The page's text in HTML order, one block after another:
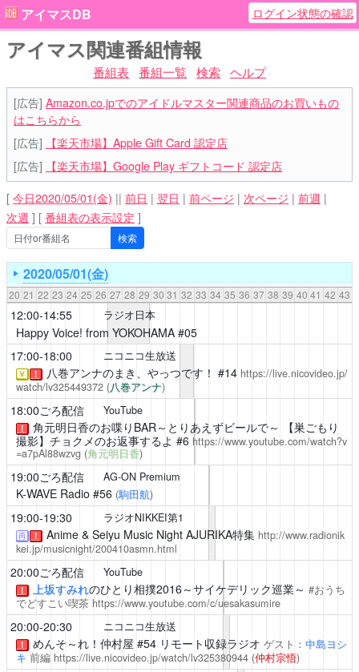
アイマスDB ログイン状態の確認
アイマス関連番組情報
番組表 番組一覧 検索 ヘルプ
[広告] Amazon.co.jpでのアイドルマスター関連商品のお買いもの
はこちらから
[広告]
【楽天市場】Apple Gift Card 認定店
[広告]
【楽天市場】Google Play ギフトコード 認定店
[ 今日2020/05/01(金) || 前日 | 翌日 | 前ページ | 次ページ | 前週 |
次週 ] [ 番組表の表示設定 ]
2020/05/01(金)
20 21 22 23 24 25 26 27 28 29 30 31 32 33 34 35 36 37 38 39 40 41 42 43
12:00-14:55 ラジオ日本
Happy Voice! from YOKOHAMA#05
17:00-18:00
ニコニコ生放送
￥ ！ 八巻アンナのまき、やっつです！ #14 https://live.nicovideo.jp/
watch/lv325449372 (八巻アンナ)
18:00ごろ配信 YouTube
！ 角元明日香のお喋りBAR～とりあえずビールで～
【巣ごもり
撮影】チョクメのお返事するよ #6 https://www.youtube.com/watch?v
=a7pAl88wzvg (角元明日香)
19:00ごろ配信 AG-ON Premium
K-WAVE Radio#56 (駒田航)
19:00-19:30 ラジオNIKKEI第1
再 ！ Anime & Seiyu Music NightAJURIKA特集 http://www.radionik
kei.jp/musicnight/200410asmn.html
20:00ごろ配信 YouTube
！ 上坂すみれのひとり相撲2016～サイケデリック巡業～ #おうち
でどすこい喫茶 https://www.youtube.com/c/uesakasumire
20:00-20:30 ニコニコ生放送
！ めんそ～れ！仲村屋 #54 リモート収録ラジオ ゲスト： 中島ヨシ
キ 前編 https://live.nicovideo.jp/watch/lv325380944 (仲村宗悟)